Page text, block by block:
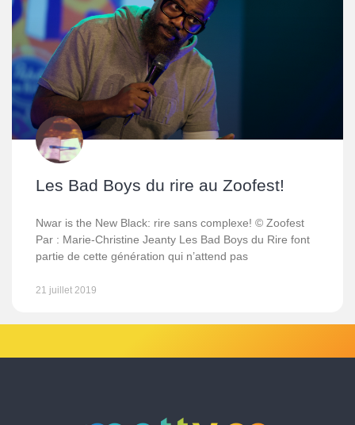
Les Bad Boys du rire au Zoofest!
Nwar is the New Black: rire sans complexe! © Zoofest
Par : Marie-Christine Jeanty Les Bad Boys du Rire font
partie de cette génération qui n’attend pas
21 juillet 2019